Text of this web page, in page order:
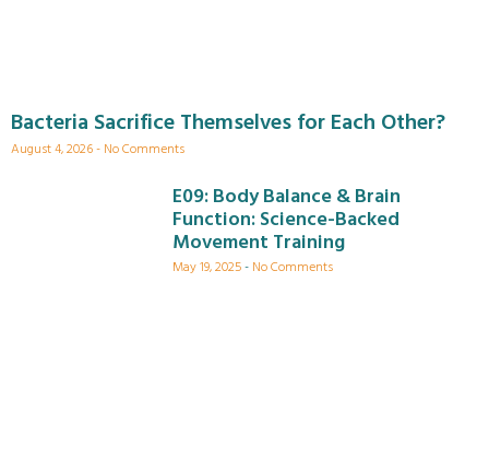
Bacteria Sacrifice Themselves for Each Other?
August 4, 2026 No Comments
E09: Body Balance & Brain
Function: Science-Backed
Movement Training
May 19, 2025 No Comments